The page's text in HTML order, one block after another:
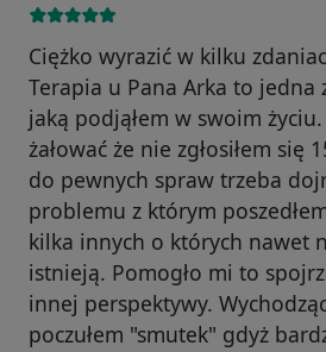
Ciężko wyrazić w kilku
Terapia u Pana Arka to jedna
jaką podjąłem w swoim
żałować że nie zgłosiłem się
do pewnych spraw trzeba
problemu z którym
kilka innych o których nawet
istnieją. Pomogło mi to
innej perspektywy.
poczułem "smutek" gdyż